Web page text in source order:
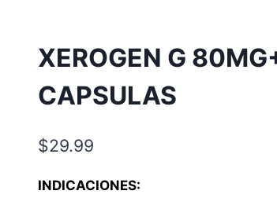
XEROGEN G
CAPSULAS
$29.99
INDICACIONES: